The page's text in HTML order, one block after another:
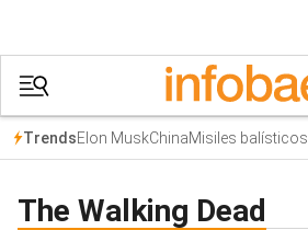
TrendsElon MuskChinaMisiles balísticos
The Walking Dead